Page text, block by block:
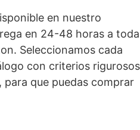
en nuestro
en 24-48 horas a toda
Seleccionamos cada
con criterios rigurosos
que puedas comprar